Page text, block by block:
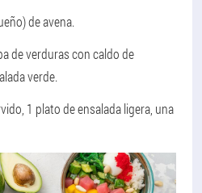
de avena.
de verduras con caldo de
verde.
1 plato de ensalada ligera, una